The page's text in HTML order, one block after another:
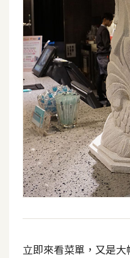
主
機
與
網
域
S
E
O
工
免
立即來看菜單，又是